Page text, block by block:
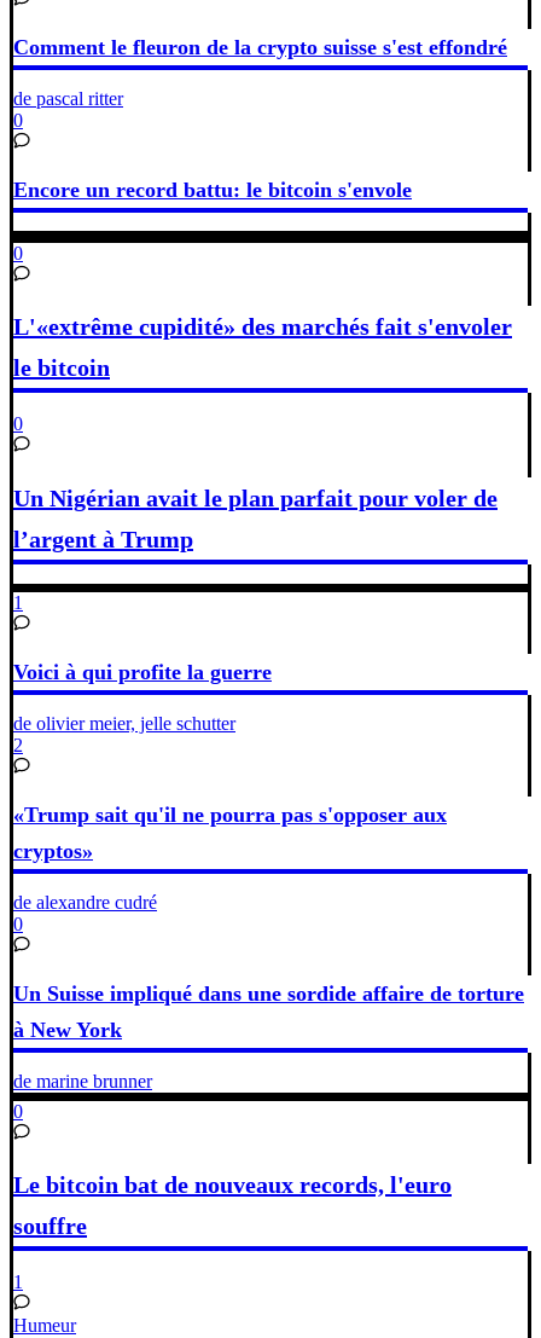
Comment le fleuron de la crypto suisse s'est effondré
de pascal ritter
0
Encore un record battu: le bitcoin s'envole
0
L'«extrême cupidité» des marchés fait s'envoler
le bitcoin
0
Un Nigérian avait le plan parfait pour voler de
l’argent à Trump
1
Voici à qui profite la guerre
de olivier meier, jelle schutter
2
«Trump sait qu'il ne pourra pas s'opposer aux
cryptos»
de alexandre cudré
0
Un Suisse impliqué dans une sordide affaire de torture
à New York
de marine brunner
0
Le bitcoin bat de nouveaux records, l'euro
souffre
1
Humeur